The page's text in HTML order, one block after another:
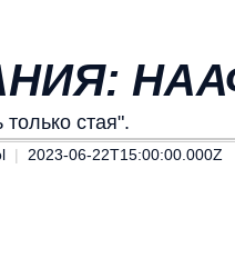
стая".
2023-06-22T15:00:00.000Z